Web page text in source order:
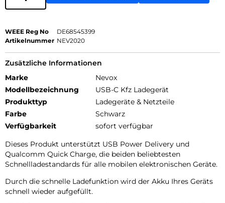
WEEE Reg No
DE68545399
Artikelnummer NEV2020
Zusätzliche Informationen
Marke
Nevox
Modellbezeichnung
USB-C Kfz Ladegerät
Produkttyp
Ladegeräte & Netzteile
Farbe
Schwarz
Verfügbarkeit
sofort verfügbar
Dieses Produkt unterstützt USB Power Delivery und
Qualcomm Quick Charge, die beiden beliebtesten
Schnellladestandards für alle mobilen elektronischen Geräte.
Durch die schnelle Ladefunktion wird der Akku Ihres Geräts
schnell wieder aufgefüllt.